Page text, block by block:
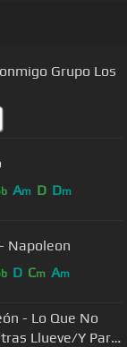
Grupo Los
b Am D Dm
Napoleon
b D Cm Am
- Lo Que No
Llueve/Y Para